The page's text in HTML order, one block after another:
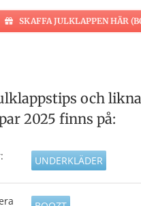
SKAFFA JULKLAPPEN HÄR
och
2025 finns på:
UNDERKLÄDER